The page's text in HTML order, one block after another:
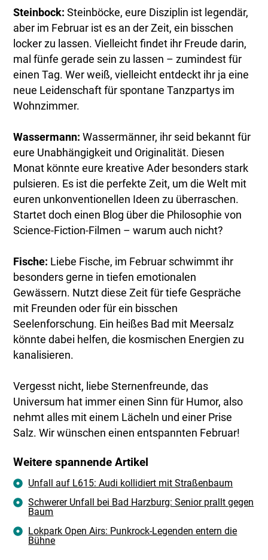
Steinbock: Steinböcke, eure Disziplin ist legendär,
aber im Februar ist es an der Zeit, ein bisschen
locker zu lassen. Vielleicht findet ihr Freude darin,
mal fünfe gerade sein zu lassen – zumindest für
einen Tag. Wer weiß, vielleicht entdeckt ihr ja eine
neue Leidenschaft für spontane Tanzpartys im
Wohnzimmer.
Wassermann: Wassermänner, ihr seid bekannt für
eure Unabhängigkeit und Originalität. Diesen
Monat könnte eure kreative Ader besonders stark
pulsieren. Es ist die perfekte Zeit, um die Welt mit
euren unkonventionellen Ideen zu überraschen.
Startet doch einen Blog über die Philosophie von
Science-Fiction-Filmen – warum auch nicht?
Fische: Liebe Fische, im Februar schwimmt ihr
besonders gerne in tiefen emotionalen
Gewässern. Nutzt diese Zeit für tiefe Gespräche
mit Freunden oder für ein bisschen
Seelenforschung. Ein heißes Bad mit Meersalz
könnte dabei helfen, die kosmischen Energien zu
kanalisieren.
Vergesst nicht, liebe Sternenfreunde, das
Universum hat immer einen Sinn für Humor, also
nehmt alles mit einem Lächeln und einer Prise
Salz. Wir wünschen einen entspannten Februar!
Weitere spannende Artikel
Unfall auf L615: Audi kollidiert mit Straßenbaum
Schwerer Unfall bei Bad Harzburg: Senior prallt gegen
Baum
Lokpark Open Airs: Punkrock-Legenden entern die
Bühne